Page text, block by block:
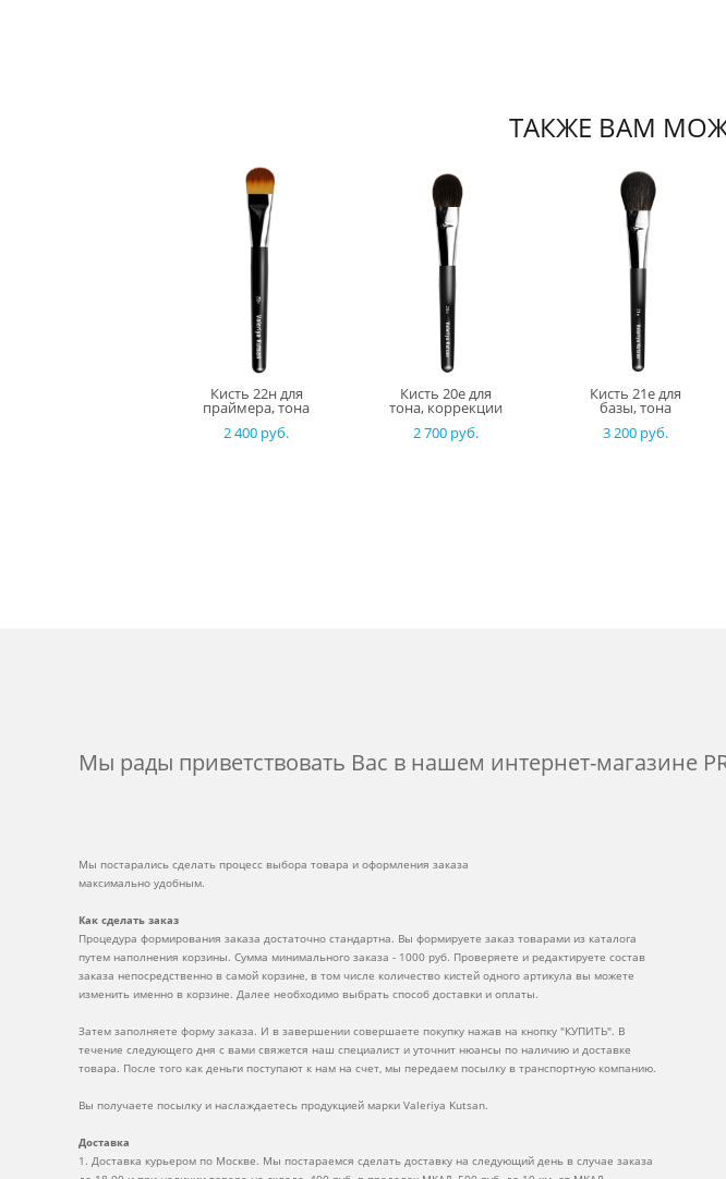
ТАКЖЕ ВАМ
Кисть 22н для
праймера, тона
2 400 pуб.
Кисть 20е для
тона, коррекции
2 700 pуб.
Кисть 21е для
базы, тона
3 200 pуб.
Мы рады приветствовать Вас в нашем интернет-магазине
Мы постарались сделать процесс выбора товара и оформления заказа
максимально удобным.
Как сделать заказ
Процедура формирования заказа достаточно стандартна. Вы формируете заказ товарами из каталога
путем наполнения корзины. Сумма минимального заказа - 1000 руб. Проверяете и редактируете состав
заказа непосредственно в самой корзине, в том числе количество кистей одного артикула вы можете
изменить именно в корзине. Далее необходимо выбрать способ доставки и оплаты.
Затем заполняете форму заказа. И в завершении совершаете покупку нажав на кнопку "КУПИТЬ". В
течение следующего дня с вами свяжется наш специалист и уточнит нюансы по наличию и доставке
товара. После того как деньги поступают к нам на счет, мы передаем посылку в транспортную компанию.
Вы получаете посылку и наслаждаетесь продукцией марки Valeriya Kutsan.
Доставка
1. Доставка курьером по Москве. Мы постараемся сделать доставку на следующий день в случае заказа